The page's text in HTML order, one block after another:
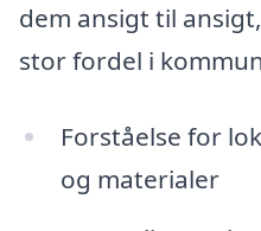
dem ansigt til
stor fordel i
Forståelse for
og materialer